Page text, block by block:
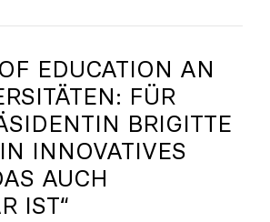
EDUCATION AN
FÜR
BRIGITTE
INNOVATIVES
AUCH
IST“